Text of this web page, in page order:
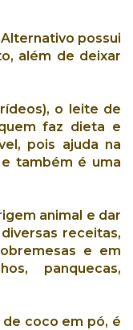
possui
, além de deixar
o leite de
faz dieta e
, pois ajuda na
e também é uma
animal e dar
diversas receitas,
e em
, panquecas,
coco em pó, é